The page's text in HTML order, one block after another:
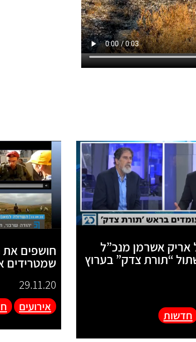
אריק אשרמן מנכ”ל
“תורת צדק” בערוץ
חדשות
חושפים את
שמטרידים
29.11.20
אירועים